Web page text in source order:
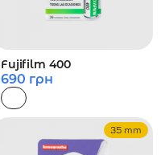
Fujifilm 400
690 грн
35 mm